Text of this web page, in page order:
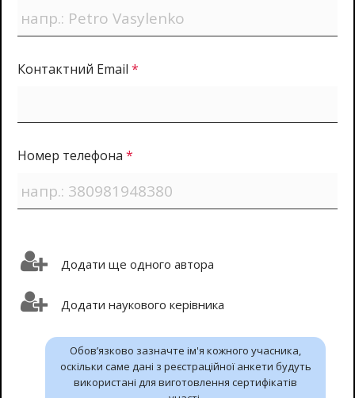
Контактний Email *
Номер телефона *
Додати ще одного автора
Додати наукового керівника
Обов’язково зазначте ім'я кожного учасника,
оскільки саме дані з реєстраційної анкети будуть
використані для виготовлення сертифікатів